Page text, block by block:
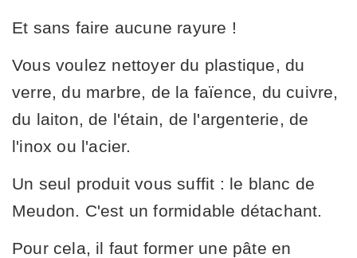
Et sans faire aucune rayure !
Vous voulez nettoyer du plastique, du
verre, du marbre, de la faïence, du cuivre,
du laiton, de l'étain, de l'argenterie, de
l'inox ou l'acier.
Un seul produit vous suffit : le blanc de
Meudon. C'est un formidable détachant.
Pour cela, il faut former une pâte en